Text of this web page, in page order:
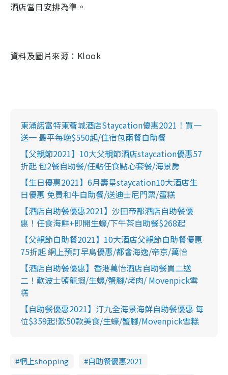
酒店當日安排為準。
資料及圖片來源：Klook
東涌諾富特東薈城酒店Staycation優惠2021！買一
送一 最平每晚$550起/住宿包兩餐自助餐
【父親節2021】10大父親節酒店staycation優惠57
折起 包2餐自助餐/任點任食點心套餐/海景房
【生日優惠2021】6月壽星staycation10大酒店生
日優惠 免費和牛自助餐/送迪士尼門票/蛋糕
【酒店自助餐優惠2021】沙田帝都酒店自助餐優
惠！任食海鮮+即開生蠔/下午茶自助餐$268起
【父親節自助餐2021】10大酒店父親節自助餐優惠
75折起 網上預訂早鳥優惠/都會海逸/帝京/萬怡
【酒店自助餐優惠】香港萬怡酒店自助餐買二送
二！歎波士頓龍蝦/生蠔/蟹腳/烤肉/ Movenpick雪
糕
【自助餐優惠2021】汀九全海景海鮮自助餐優惠 每
位$359起!歎50款美食/生蠔/蟹腳/Movenpick雪糕
網上shopping
自助餐優惠2021